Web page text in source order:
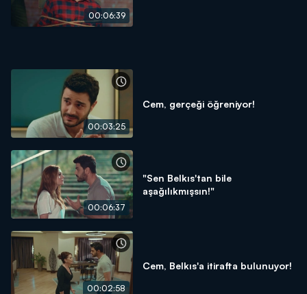
00:06:39
00:03:25
Cem, gerçeği öğreniyor!
00:06:37
"Sen Belkıs'tan bile
aşağılıkmışsın!"
00:02:58
Cem, Belkıs'a itirafta bulunuyor!